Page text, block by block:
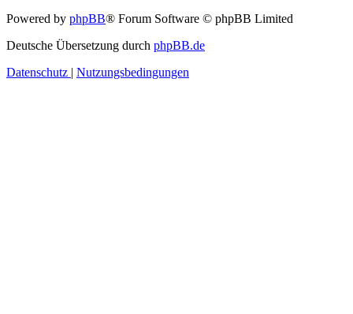
Powered by phpBB® Forum Software © phpBB Limited
Deutsche Übersetzung durch phpBB.de
Datenschutz | Nutzungsbedingungen